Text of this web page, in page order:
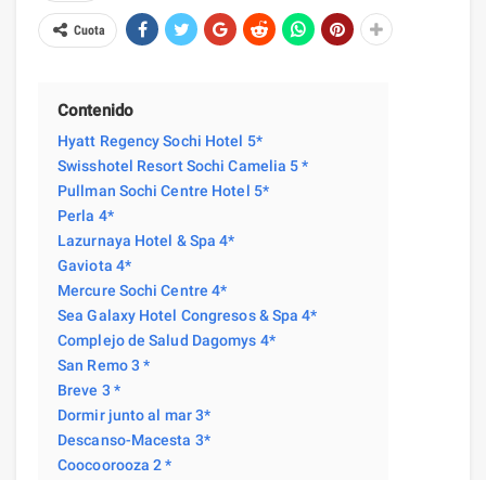
Cuota
Contenido
Hyatt Regency Sochi Hotel 5*
Swisshotel Resort Sochi Camelia 5 *
Pullman Sochi Centre Hotel 5*
Perla 4*
Lazurnaya Hotel & Spa 4*
Gaviota 4*
Mercure Sochi Centre 4*
Sea Galaxy Hotel Congresos & Spa 4*
Complejo de Salud Dagomys 4*
San Remo 3 *
Breve 3 *
Dormir junto al mar 3*
Descanso-Macesta 3*
Coocoorooza 2 *